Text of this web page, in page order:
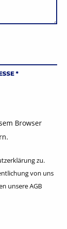
*
Browser
zu.
von uns
unsere AGB